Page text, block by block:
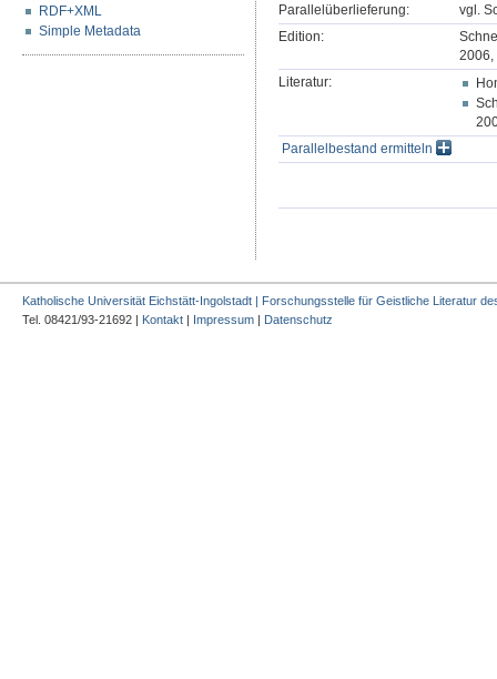
RDF+XML
Simple Metadata
Parallelüberlieferung:
vgl.
Edition:
2006,
Literatur:
Parallelbestand ermitteln
Katholische Universität Eichstätt-Ingolstadt | Forschungsstelle für Geistliche Literatur
Tel. 08421/93-21692 | Kontakt | Impressum | Datenschutz